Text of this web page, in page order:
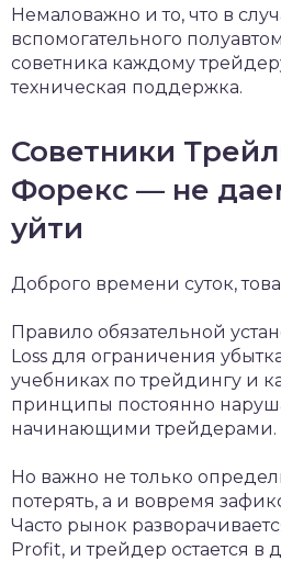
Немаловажно и то, что в
вспомогательного
советника каждому
техническая поддержка.
Советники
Форекс — не
уйти
Доброго времени суток,
Правило обязательной
Loss для ограничения
учебниках по трейдингу и
принципы постоянно
начинающими трейдерами.
Но важно не только
потерять, а и вовремя
Часто рынок
Profit, и трейдер остается